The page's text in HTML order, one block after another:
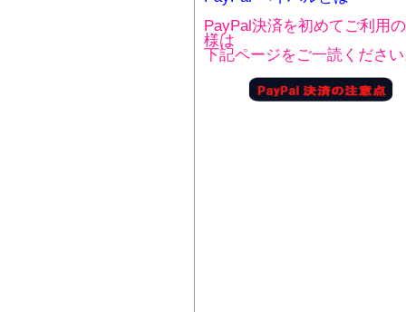
PayPal決済を初めてご利用
様は
下記ページをご一読くださ